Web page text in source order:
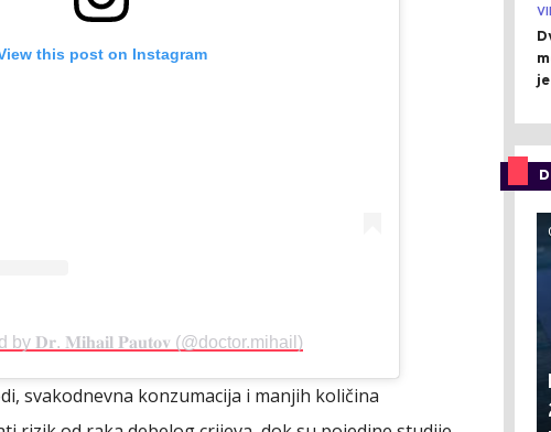
this post on Instagram
by 𝐃𝐫. 𝐌𝐢𝐡𝐚𝐢𝐥 𝐏𝐚𝐮𝐭𝐨𝐯 (@doctor.mihail)
svakodnevna konzumacija i manjih količina